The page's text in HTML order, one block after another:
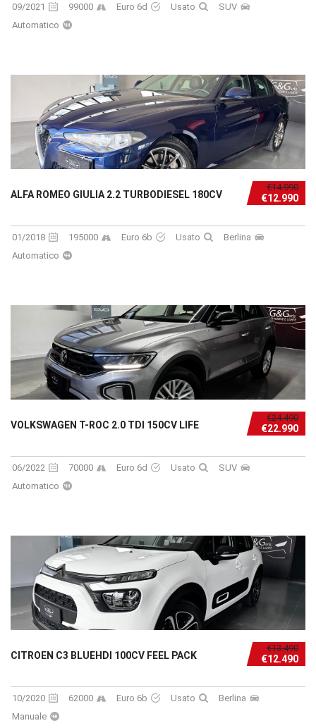
09/2021 99000 Euro 6d Usato
SUV
Automatico
€14.990
€12.990
ALFA ROMEO GIULIA 2.2 TURBODIESEL 180CV
01/2018 195000 Euro 6b Usato
Berlina
Automatico
€24.490
€22.990
VOLKSWAGEN T-ROC 2.0 TDI 150CV LIFE
06/2022 70000 Euro 6d Usato
SUV
Automatico
€13.490
€12.490
CITROEN C3 BLUEHDI 100CV FEEL PACK
10/2020 62000 Euro 6b Usato
Berlina
Manuale